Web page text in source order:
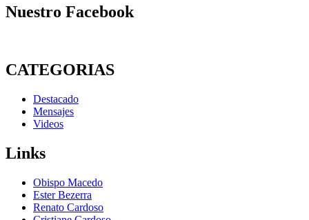
Nuestro Facebook
CATEGORIAS
Destacado
Mensajes
Videos
Links
Obispo Macedo
Ester Bezerra
Renato Cardoso